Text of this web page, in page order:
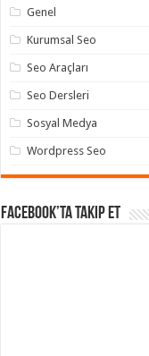
Genel
Kurumsal Seo
Seo Araçları
Seo Dersleri
Sosyal Medya
Wordpress Seo
Facebook’ta takip et